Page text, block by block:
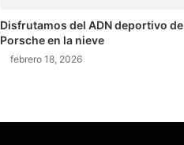
Disfrutamos del ADN deportivo de
Porsche en la nieve
febrero 18, 2026